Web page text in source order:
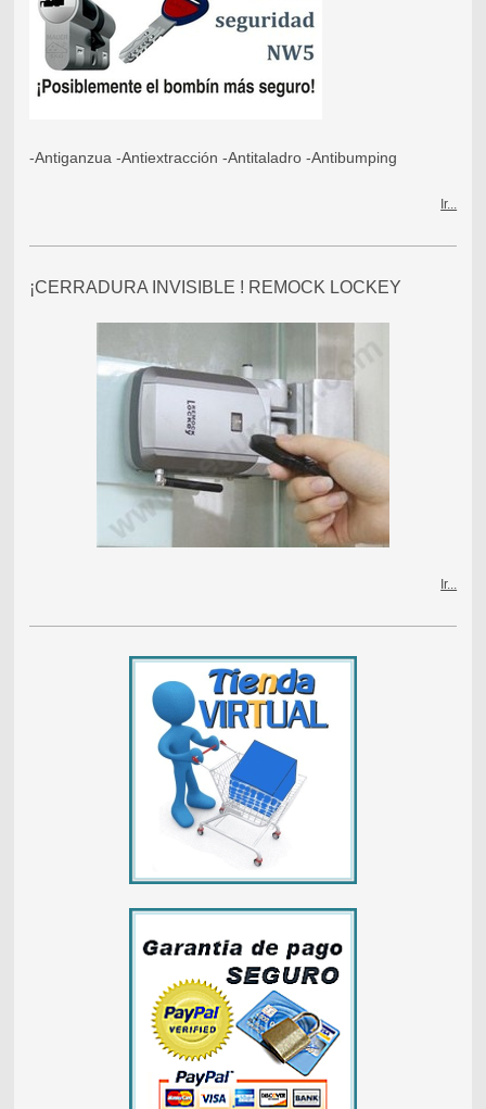
-Antiganzua -Antiextracción -Antitaladro -Antibumping
Ir...
¡CERRADURA INVISIBLE ! REMOCK LOCKEY
Ir...